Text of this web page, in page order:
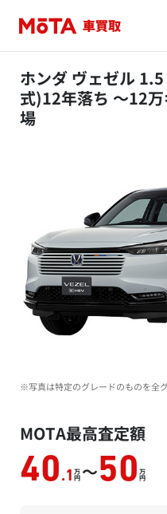
ホンダ ヴェゼル
式)12年落ち ～12
場
※写真は特定のグレードのものを全
MOTA最高査定額
40 .1 万
円 ～50 万
円